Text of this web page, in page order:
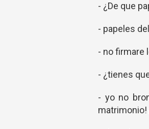
- ¿De que
- papeles
- no firmare
- ¿tienes
- yo no
matrimonio!